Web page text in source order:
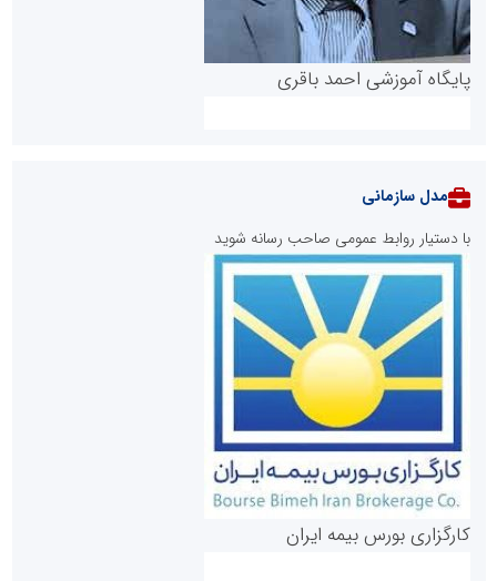
پایگاه آموزشی احمد باقری
روابط عمومی خبرگزاری گزارش خبر
مدل سازمانی
با دستیار روابط عمومی صاحب رسانه شوید
کارگزاری بورس بیمه ایران